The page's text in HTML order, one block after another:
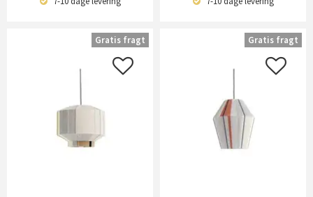
Gratis fragt Gratis fragt